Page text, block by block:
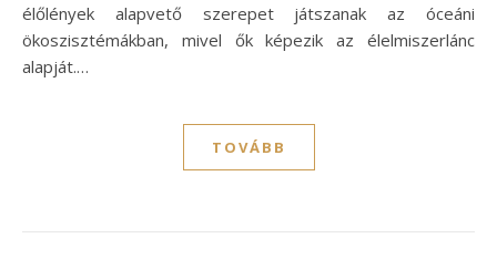
élőlények alapvető szerepet játszanak az óceáni
ökoszisztémákban, mivel ők képezik az élelmiszerlánc
alapját.…
TOVÁBB